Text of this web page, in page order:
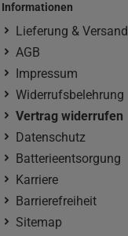
Informationen
Lieferung & Versand
AGB
Impressum
Widerrufsbelehrung
Vertrag widerrufen
Datenschutz
Batterieentsorgung
Karriere
Barrierefreiheit
Sitemap